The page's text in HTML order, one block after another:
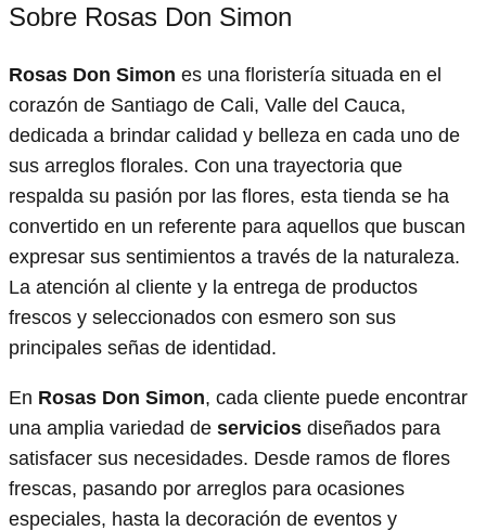
Sobre Rosas Don Simon
Rosas Don Simon es una floristería situada en el
corazón de Santiago de Cali, Valle del Cauca,
dedicada a brindar calidad y belleza en cada uno de
sus arreglos florales. Con una trayectoria que
respalda su pasión por las flores, esta tienda se ha
convertido en un referente para aquellos que buscan
expresar sus sentimientos a través de la naturaleza.
La atención al cliente y la entrega de productos
frescos y seleccionados con esmero son sus
principales señas de identidad.
En Rosas Don Simon, cada cliente puede encontrar
una amplia variedad de servicios diseñados para
satisfacer sus necesidades. Desde ramos de flores
frescas, pasando por arreglos para ocasiones
especiales, hasta la decoración de eventos y